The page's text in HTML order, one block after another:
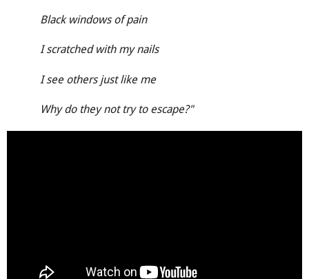
Black windows of pain
I scratched with my nails
I see others just like me
Why do they not try to escape?"